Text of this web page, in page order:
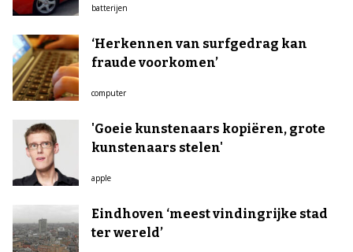
batterijen
‘Herkennen van surfgedrag kan
fraude voorkomen’
computer
'Goeie kunstenaars kopiëren, grote
kunstenaars stelen'
apple
Eindhoven ‘meest vindingrijke stad
ter wereld’